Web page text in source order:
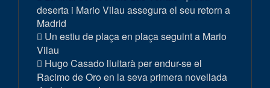
deserta i Mario Vilau assegura el seu retorn a
Madrid
Un estiu de plaça en plaça seguint a Mario
Vilau
Hugo Casado lluitarà per endur-se el
Racimo de Oro en la seva primera novellada